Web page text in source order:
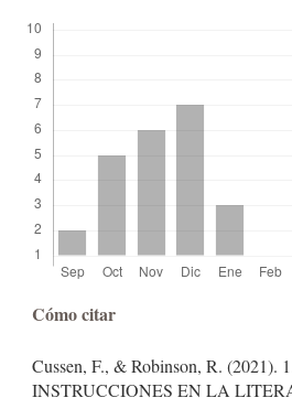
Detalles
artículo
Cómo citar
Cussen, F., & Robinson, R. (2021).
INSTRUCCIONES EN LA